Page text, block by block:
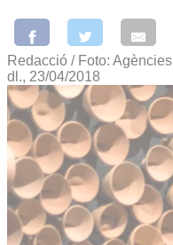
Redacció / Foto: Agències
dl., 23/04/2018